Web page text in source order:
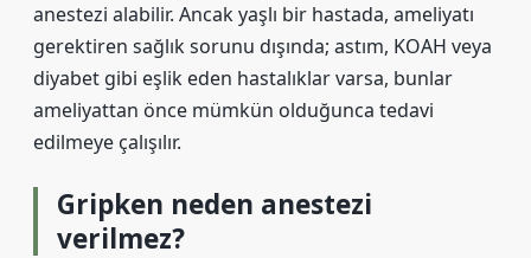
anestezi alabilir. Ancak yaşlı bir hastada, ameliyatı
gerektiren sağlık sorunu dışında; astım, KOAH veya
diyabet gibi eşlik eden hastalıklar varsa, bunlar
ameliyattan önce mümkün olduğunca tedavi
edilmeye çalışılır.
Gripken neden anestezi
verilmez?